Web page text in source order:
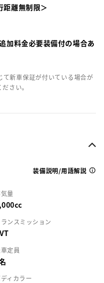
距離無制限＞
加料金必要装備付の場合あ
新車保証が付いている場合が
さい。
装備説明/用語解説
量
ランスミッション
定員
ィカラー